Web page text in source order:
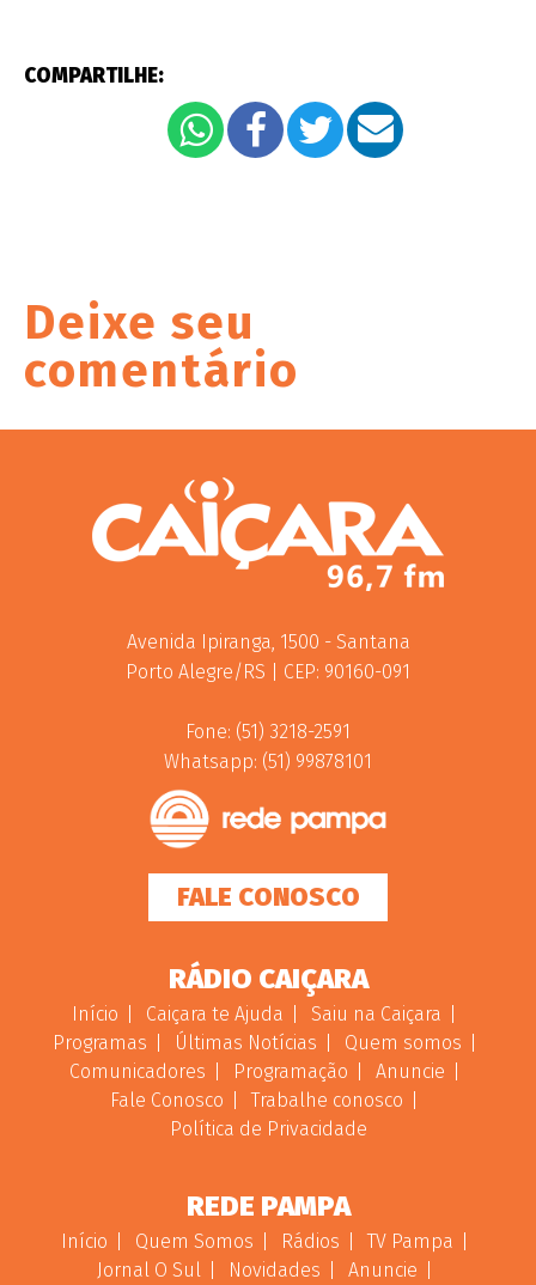
COMPARTILHE:
Deixe seu
comentário
Avenida Ipiranga, 1500 - Santana
Porto Alegre/RS | CEP: 90160-091
Fone: (51) 3218-2591
Whatsapp: (51) 99878101
FALE CONOSCO
RÁDIO CAIÇARA
Início Caiçara te Ajuda
Saiu na Caiçara
Programas
Últimas Notícias
Quem somos
Comunicadores
Programação
Anuncie
Fale Conosco
Trabalhe conosco
Política de Privacidade
REDE PAMPA
Início Quem Somos Rádios
TV Pampa
Jornal O Sul
Novidades Anuncie